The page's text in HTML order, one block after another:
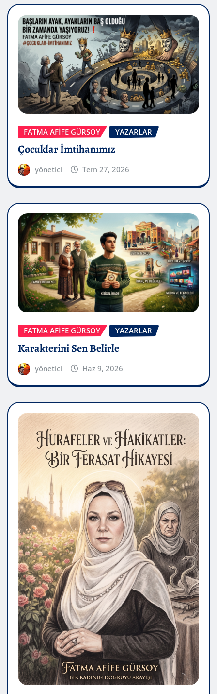
FATMA AFİFE GÜRSOY YAZARLAR
Çocuklar İmtihanımız
yönetici Tem 27, 2026
FATMA AFİFE GÜRSOY YAZARLAR
Karakterini Sen Belirle
yönetici Haz 9, 2026